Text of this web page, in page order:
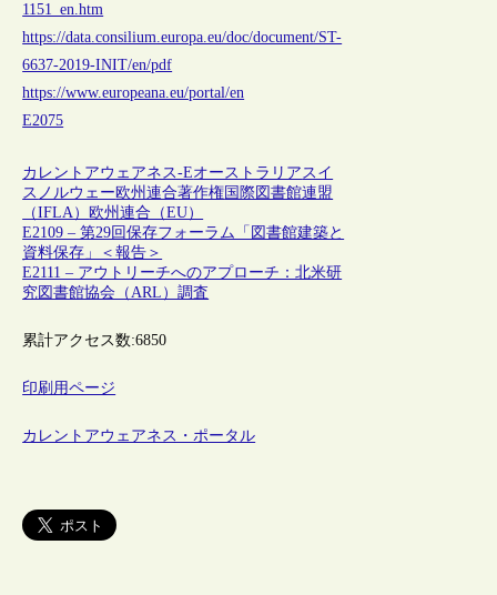
1151_en.htm
https://data.consilium.europa.eu/doc/document/ST-
6637-2019-INIT/en/pdf
https://www.europeana.eu/portal/en
E2075
カレントアウェアネス-Eオーストラリア スイ
ス ノルウェー欧州連合著作権国際図書館連盟
（IFLA）欧州連合（EU）
E2109 – 第29回保存フォーラム「図書館建築と
資料保存」＜報告＞
E2111 – アウトリーチへのアプローチ：北米研
究図書館協会（ARL）調査
累計アクセス数:6850
印刷用ページ
カレントアウェアネス・ポータル